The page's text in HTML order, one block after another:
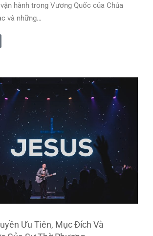
hành trong Vương Quốc của Chúa
và những…
Ưu Tiên, Mục Đích Và